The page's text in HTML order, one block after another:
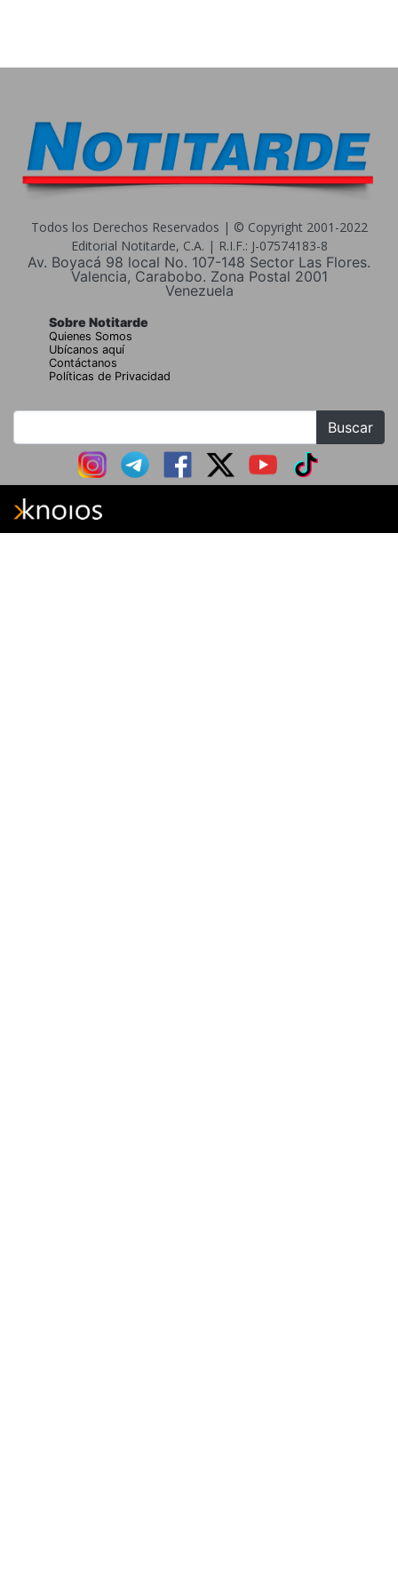
Todos los Derechos Reservados | © Copyright 2001-2022
Editorial Notitarde, C.A. | R.I.F.: J-07574183-8
Av. Boyacá 98 local No. 107-148 Sector Las Flores.
Valencia, Carabobo. Zona Postal 2001
Venezuela
Sobre Notitarde
Quienes Somos
Ubícanos aquí
Contáctanos
Políticas de Privacidad
Buscar